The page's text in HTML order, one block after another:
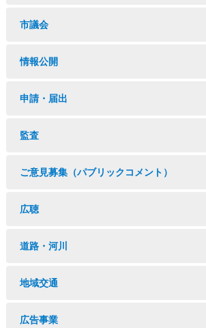
市議会
情報公開
申請・届出
監査
ご意見募集（パブリックコメント）
広聴
道路・河川
地域交通
広告事業